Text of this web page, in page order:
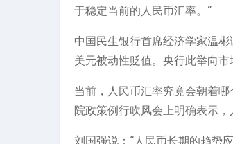
于稳定当前的人民币汇率。”
中国民生银行首席经济学家温
美元被动性贬值。央行此举向
当前，人民币汇率究竟会朝着
院政策例行吹风会上明确表示，
刘国强说：“人民币长期的趋势